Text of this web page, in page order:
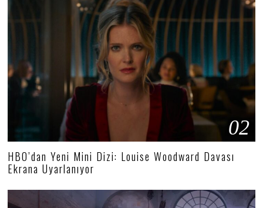
02
HBO’dan Yeni Mini Dizi: Louise Woodward Davası
Ekrana Uyarlanıyor